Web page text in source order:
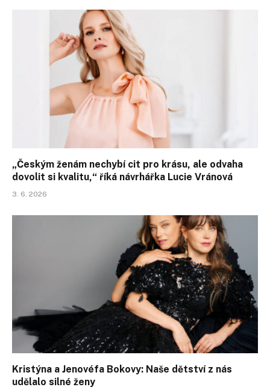
„Českým ženám nechybí cit pro krásu, ale odvaha
dovolit si kvalitu,“ říká návrhářka Lucie Vránová
3. 6. 2026
Kristýna a Jenovéfa Bokovy: Naše dětství z nás
udělalo silné ženy